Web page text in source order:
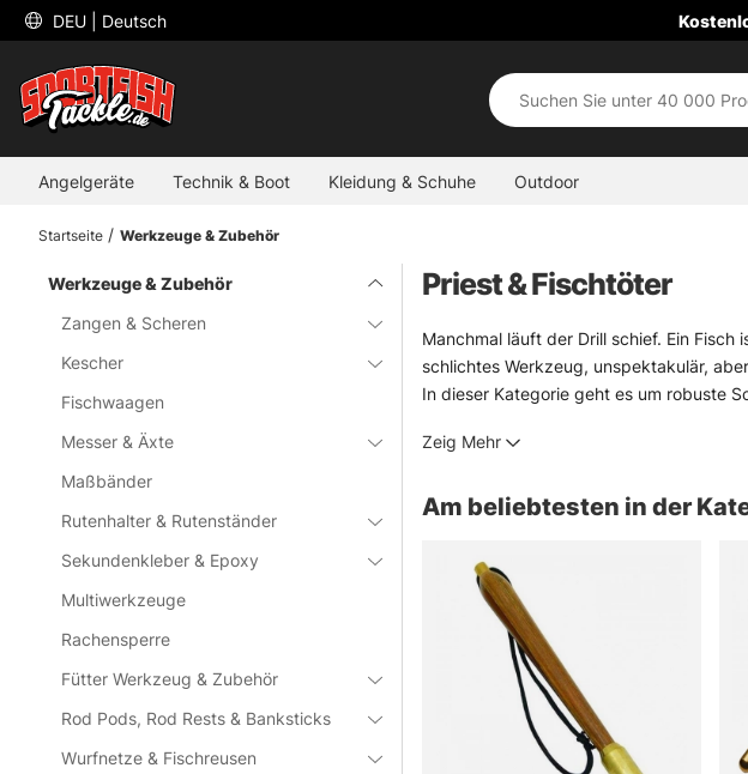
DEU | Deutsch
Angelgeräte Technik & Boot Kleidung & Schuhe Outdoor
Startseite Werkzeuge & Zubehör
Werkzeuge & Zubehör
Zangen & Scheren
Kescher
Fischwaagen
Messer & Äxte
Maßbänder
Rutenhalter & Rutenständer
Sekundenkleber & Epoxy
Multiwerkzeuge
Rachensperre
Fütter Werkzeug & Zubehör
Rod Pods, Rod Rests & Banksticks
Wurfnetze & Fischreusen
Priest & Fischtöter
Manchmal läuft der Drill schief. Ein
schlichtes Werkzeug, unspektakulär,
In dieser Kategorie geht es um robuste
trotzdem solide in der Hand liegen. Das
Ordnung im Kescherchaos. Und ja,
» Zurück zur Hauptkategorie
Häufige Fragen zu Fischtötern
Was ist ein Fischtöter?
Zeig Mehr
Am beliebtesten in der